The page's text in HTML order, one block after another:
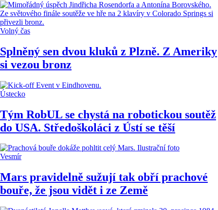
Volný čas
Splněný sen dvou kluků z Plzně. Z Ameriky
si vezou bronz
Ústecko
Tým RobUL se chystá na robotickou soutěž
do USA. Středoškoláci z Ústí se těší
Vesmír
Mars pravidelně sužují tak obří prachové
bouře, že jsou vidět i ze Země